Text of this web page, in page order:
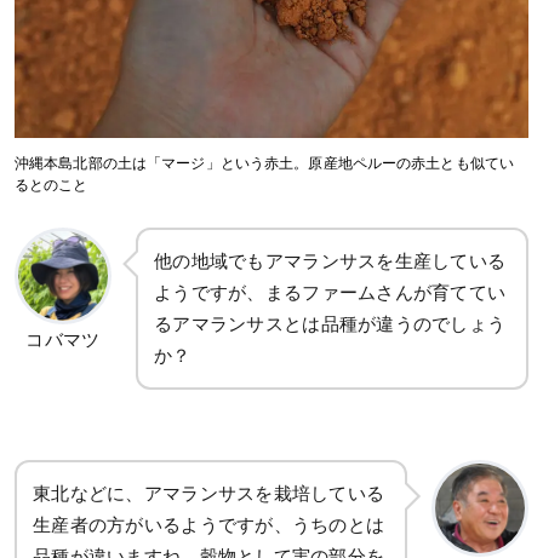
沖縄本島北部の土は「マージ」という赤土。原産地ペルーの赤土とも似てい
るとのこと
コバマツ
他の地域でもアマランサスを生産している
ようですが、まるファームさんが育ててい
るアマランサスとは品種が違うのでしょう
か？
東北などに、アマランサスを栽培している
生産者の方がいるようですが、うちのとは